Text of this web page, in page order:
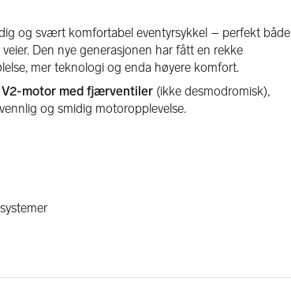
og svært komfortabel eventyrsykkel – perfekt både
Den nye generasjonen har fått en rekke
mer teknologi og enda høyere komfort.
V2-motor med fjærventiler (ikke desmodromisk),
og smidig motoropplevelse.